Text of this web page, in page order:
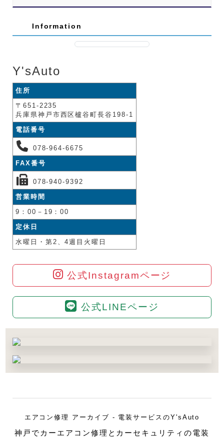
Information
Y'sAuto
住所
〒651-2235
兵庫県神戸市西区櫨谷町長谷198-1
電話番号
078-964-6675
FAX番号
078-940-9392
営業時間
9：00－19：00
定休日
水曜日・第2、4週目火曜日
公式Instagramページ
公式LINEページ
エアコン修理 アーカイブ - 電装サービスのY'sAuto
神戸でカーエアコン修理とカーセキュリティの電装